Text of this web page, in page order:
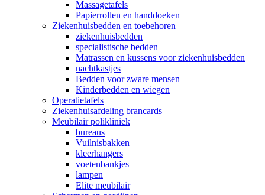
Massagetafels
Papierrollen en handdoeken
Ziekenhuisbedden en toebehoren
ziekenhuisbedden
specialistische bedden
Matrassen en kussens voor ziekenhuisbedden
nachtkastjes
Bedden voor zware mensen
Kinderbedden en wiegen
Operatietafels
Ziekenhuisafdeling brancards
Meubilair polikliniek
bureaus
Vuilnisbakken
kleerhangers
voetenbankjes
lampen
Elite meubilair